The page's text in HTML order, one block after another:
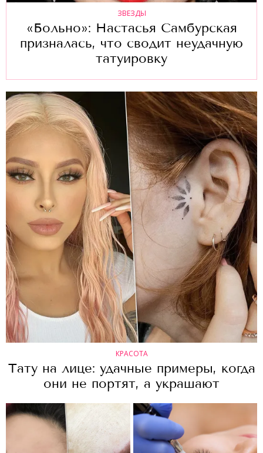
ЗВЕЗДЫ
«Больно»: Настасья Самбурская
призналась, что сводит неудачную
татуировку
КРАСОТА
Тату на лице: удачные примеры, когда
они не портят, а украшают